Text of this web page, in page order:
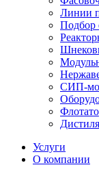
Линии
Подбор
СИП-
Услуги
О компании